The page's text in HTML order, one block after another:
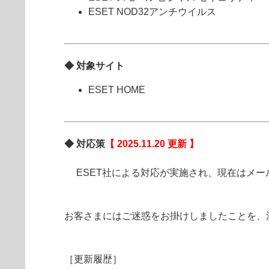
ESET NOD32アンチウイルス
◆ 対象サイト
ESET HOME
◆ 対応策 【 2025.11.20 更新 】
ESET社による対応が実施され、現在はメ
お客さまにはご迷惑をお掛けしましたことを
［更新履歴］